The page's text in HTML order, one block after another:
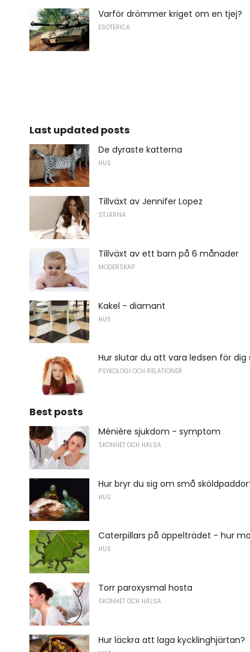
Varför drömmer kriget om en tjej?
ESOTERICA
Last updated posts
De dyraste katterna
HUS
Tillväxt av Jennifer Lopez
STJÄRNA
Tillväxt av ett barn på 6 månader
MODERSKAP
Kakel - diamant
HUS
Hur slutar du att vara ledsen för dig
PSYKOLOGI OCH RELATIONER
Best posts
Ménière sjukdom - symptom
SKÖNHET OCH HÄLSA
Hur bryr du sig om små
HUS
Caterpillars på äppelträdet - hur
HUS
Torr paroxysmal hosta
SKÖNHET OCH HÄLSA
Hur läckra att laga kycklinghjärtan?